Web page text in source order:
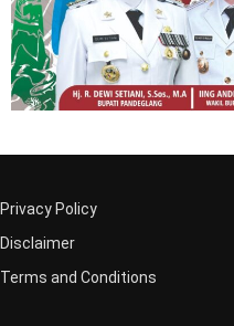
Privacy Policy
Disclaimer
Terms and Conditions